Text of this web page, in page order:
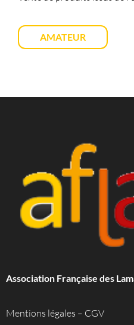
AMATEUR
Association Française des
Mentions légales – CGV